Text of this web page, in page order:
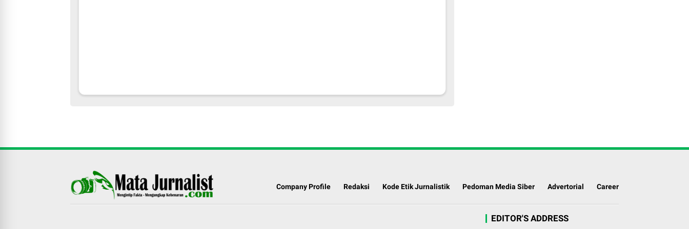
Company Profile Redaksi Kode Etik Jurnalistik Pedoman Media Siber Advertorial Career
EDITOR'S ADDRESS